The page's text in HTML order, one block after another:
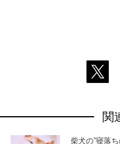
関
柴犬の”寝落